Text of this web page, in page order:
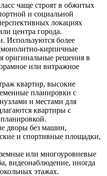
чаще строят в обжитых
и социальной
локациях
центра города.
Используются более
кирпичные
оригинальные решения в
или витражное
квартир, высокие
планировки с
и местами для
квартиры с
дворы без машин,
и спортивные площадки,
или многоуровневые
видеонаблюдение, иногда
этажах.